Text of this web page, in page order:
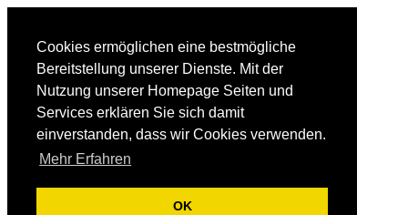
Cookies ermöglichen eine bestmögliche
Bereitstellung unserer Dienste. Mit der
Nutzung unserer Homepage Seiten und
Services erklären Sie sich damit
einverstanden, dass wir Cookies verwenden.
Mehr Erfahren
OK